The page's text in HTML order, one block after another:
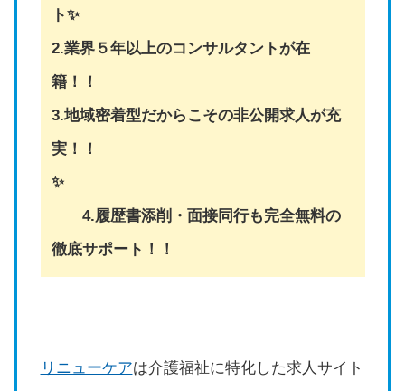
ト✨
2.業界５年以上のコンサルタントが在
籍！！
3.地域密着型だからこその非公開求人が充
実！！
✨
4.履歴書添削・面接同行も完全無料の
徹底サポート！！
リニューケアは介護福祉に特化した求人サイト